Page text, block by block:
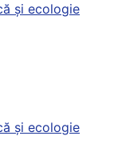
și ecologie
și ecologie